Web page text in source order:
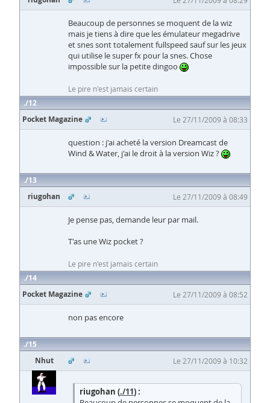
Beaucoup de personnes se moquent de la wiz
mais je tiens à dire que les émulateur megadrive
et snes sont totalement fullspeed sauf sur les jeux
qui utilise le super fx pour la snes. Chose
impossible sur la petite dingoo
Le pire n'est jamais certain
12
Pocket Magazine
Le 27/11/2009 à 08:33
question : j'ai acheté la version Dreamcast de
Wind & Water, j'ai le droit à la version Wiz ?
13
riugohan
Le 27/11/2009 à 08:49
Je pense pas, demande leur par mail.
T'as une Wiz pocket ?
Le pire n'est jamais certain
14
Pocket Magazine
Le 27/11/2009 à 08:52
non pas encore
15
Nhut
Le 27/11/2009 à 10:32
riugohan (./11) :